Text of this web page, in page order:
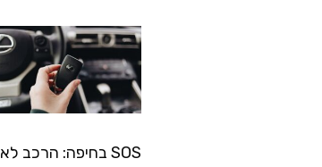
SOS בחיפה: הרכב לא